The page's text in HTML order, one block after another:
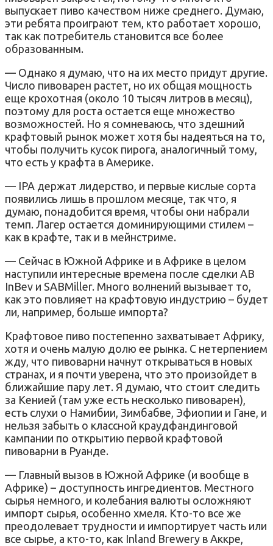
выпускает пиво качеством ниже среднего. Думаю,
эти ребята проиграют тем, кто работает хорошо,
так как потребитель становится все более
образованным.
— Однако я думаю, что на их место придут другие.
Число пивоварен растет, но их общая мощность
еще крохотная (около 10 тысяч литров в месяц),
поэтому для роста остается еще множество
возможностей. Но я сомневаюсь, что здешний
крафтовый рынок может хотя бы надеяться на то,
чтобы получить кусок пирога, аналогичный тому,
что есть у крафта в Америке.
— IPA держат лидерство, и первые кислые сорта
появились лишь в прошлом месяце, так что, я
думаю, понадобится время, чтобы они набрали
темп. Лагер остается доминирующими стилем –
как в крафте, так и в мейнстриме.
— Сейчас в Южной Африке и в Африке в целом
наступили интересные времена после сделки AB
InBev и SABMiller. Много волнений вызывает то,
как это повлияет на крафтовую индустрию – будет
ли, например, больше импорта?
Крафтовое пиво постепенно захватывает Африку,
хотя и очень малую долю ее рынка. С нетерпением
жду, что пивоварни начнут открываться в новых
странах, и я почти уверена, что это произойдет в
ближайшие пару лет. Я думаю, что стоит следить
за Кенией (там уже есть несколько пивоварен),
есть слухи о Намибии, Зимбабве, Эфиопии и Гане, и
нельзя забыть о классной краудфандинговой
кампании по открытию первой крафтовой
пивоварни в Руанде.
— Главный вызов в Южной Африке (и вообще в
Африке) – доступность ингредиентов. Местного
сырья немного, и колебания валюты осложняют
импорт сырья, особенно хмеля. Кто-то все же
преодолевает трудности и импортирует часть или
все сырье, а кто-то, как Inland Brewery в Аккре,